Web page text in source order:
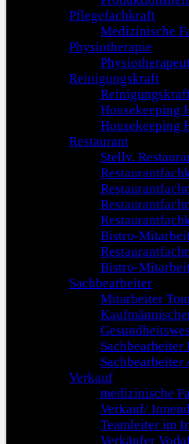
Pflegefachkraft
Medizinische
Physiotherapie
Reinigungskraft
Housekeeping
Housekeeping
Restaurant
Stellv.
Bistro-
Bistro-
Sachbearbeiter
Mitarbeiter
Verkauf
medizinische
Verkauf/
Teamleiter im
Verkäufer